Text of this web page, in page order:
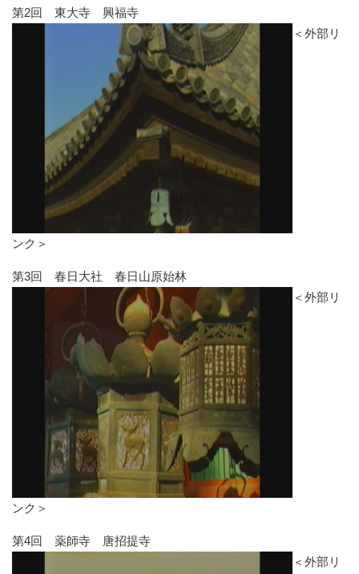
第2回 東大寺 興福寺
＜外部リ
ンク＞
第3回 春日大社 春日山原始林
＜外部リ
ンク＞
第4回 薬師寺 唐招提寺
＜外部リ